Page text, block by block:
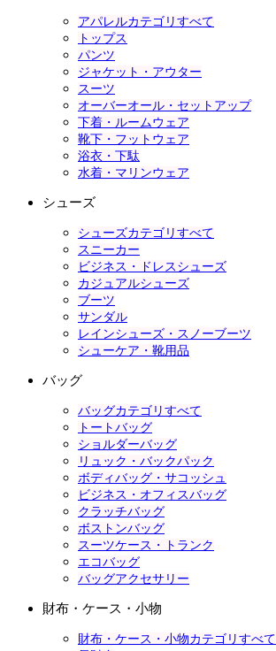
アパレルカテゴリすべて
トップス
パンツ
ジャケット・アウター
スーツ
オーバーオール・セットアップ
下着・ルームウェア
靴下・フットウェア
浴衣・下駄
水着・マリンウェア
シューズ
シューズカテゴリすべて
スニーカー
ビジネス・ドレスシューズ
カジュアルシューズ
ブーツ
サンダル
レインシューズ・スノーブーツ
シューケア・靴用品
バッグ
バッグカテゴリすべて
トートバッグ
ショルダーバッグ
リュック・バックパック
ボディバッグ・サコッシュ
ビジネス・オフィスバッグ
クラッチバッグ
ボストンバッグ
スーツケース・トランク
エコバッグ
バッグアクセサリー
財布・ケース・小物
財布・ケース・小物カテゴリすべて